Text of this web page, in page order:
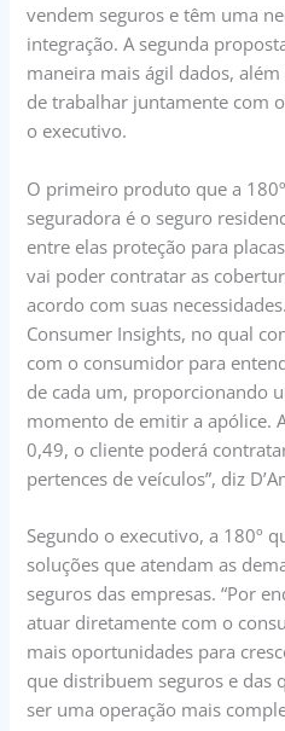
vendem seguros e têm uma
integração. A segunda
maneira mais ágil dados,
de trabalhar juntamente com
o executivo.
O primeiro produto que a
seguradora é o seguro
entre elas proteção para
vai poder contratar as
acordo com suas
Consumer Insights, no qual
com o consumidor para
de cada um, proporcionando
momento de emitir a apólice.
0,49, o cliente poderá
pertences de veículos”, diz
Segundo o executivo, a 180º
soluções que atendam as
seguros das empresas. “Por
atuar diretamente com o
mais oportunidades para
que distribuem seguros e das
ser uma operação mais